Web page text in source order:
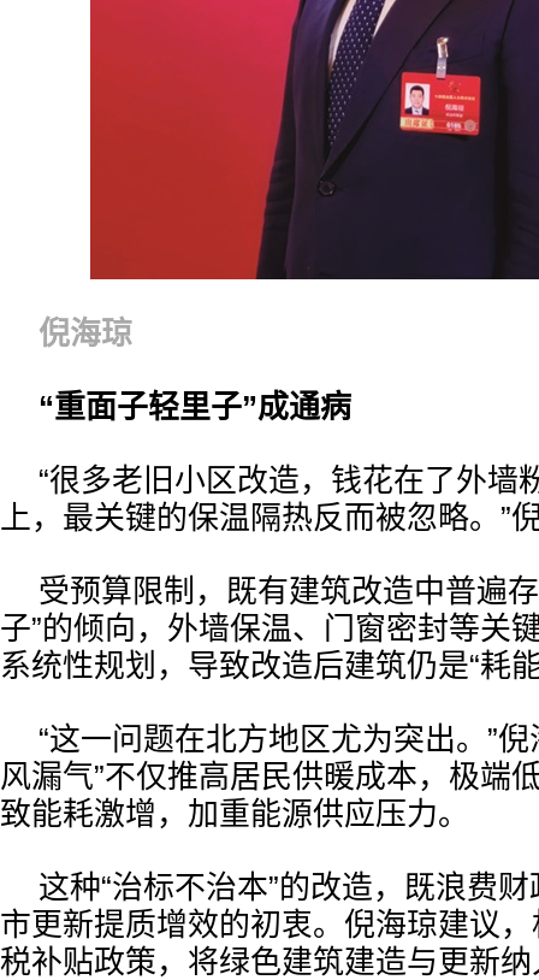
倪海琼
“重面子轻里子”成通病
“很多老旧小区改造，钱花在了外墙
上，最关键的保温隔热反而被忽略。”
受预算限制，既有建筑改造中普遍
子”的倾向，外墙保温、门窗密封等关
系统性规划，导致改造后建筑仍是“耗
“这一问题在北方地区尤为突出。”
风漏气”不仅推高居民供暖成本，极端
致能耗激增，加重能源供应压力。
这种“治标不治本”的改造，既浪费
市更新提质增效的初衷。倪海琼建议
税补贴政策，将绿色建筑建造与更新